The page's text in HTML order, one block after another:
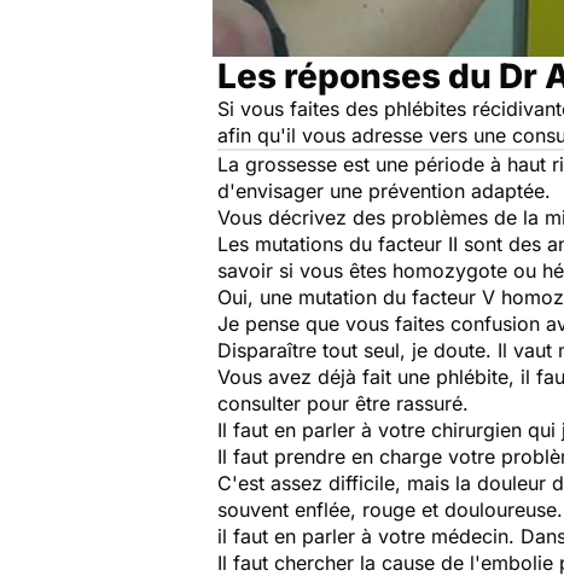
Les réponses du Dr
Si vous faites des phlébites
afin qu'il vous adresse vers une
La grossesse est une période à haut
d'envisager une prévention adaptée.
Vous décrivez des problèmes de la
Les mutations du facteur II sont des
savoir si vous êtes homozygote ou
Oui, une mutation du facteur V
Je pense que vous faites confusion
Disparaître tout seul, je doute. Il vaut
Vous avez déjà fait une phlébite, il
consulter pour être rassuré.
Il faut en parler à votre chirurgien
Il faut prendre en charge votre
C'est assez difficile, mais la douleur
souvent enflée, rouge et
il faut en parler à votre médecin.
Il faut chercher la cause de l'embolie